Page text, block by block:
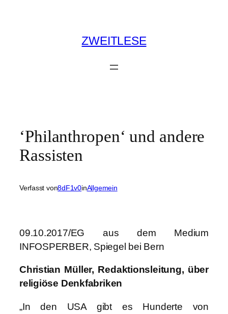
ZWEITLESE
‘Philanthropen‘ und andere
Rassisten
Verfasst von8dF1v0inAllgemein
09.10.2017/EG aus dem Medium
INFOSPERBER, Spiegel bei Bern
Christian Müller, Redaktionsleitung, über
religiöse Denkfabriken
„In den USA gibt es Hunderte von